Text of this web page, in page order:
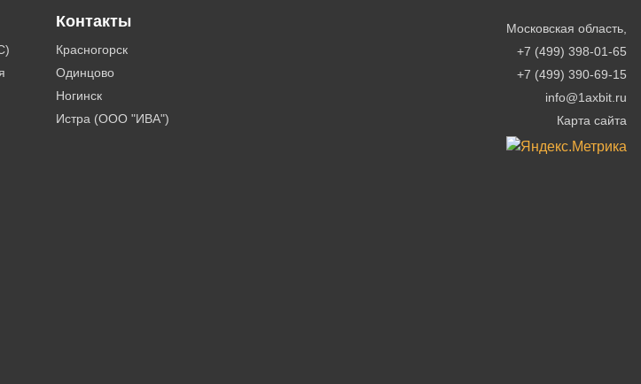
Контакты
Красногорск
Одинцово
Ногинск
Истра (ООО "ИВА")
Московская область,
+7 (499) 398-01-65
+7 (499) 390-69-15
info@1axbit.ru
Карта сайта